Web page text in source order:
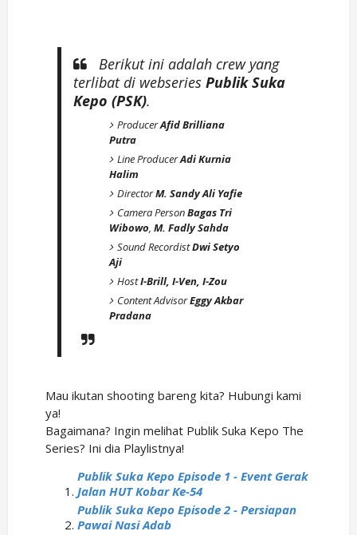
Berikut ini adalah crew yang
terlibat di webseries Publik Suka
Kepo (PSK).
ProducerAfid Brilliana
Putra
Line ProducerAdi Kurnia
Halim
DirectorM. Sandy Ali Yafie
Camera PersonBagas Tri
Wibowo M. Fadly Sahda
Sound RecordistDwi Setyo
Aji
HostI-Brill, I-Ven, I-Zou
Content AdvisorEggy Akbar
Pradana
Mau ikutan shooting bareng kita? Hubungi kami
ya!
Bagaimana? Ingin melihat Publik Suka Kepo The
Series? Ini dia Playlistnya!
Publik Suka Kepo Episode 1 - Event Gerak
Jalan HUT Kobar Ke-54
Publik Suka Kepo Episode 2 - Persiapan
Pawai Nasi Adab